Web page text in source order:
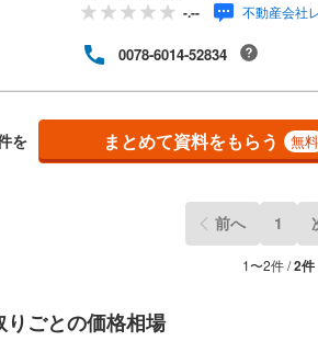
駅・複数路線利用可能・
草線「馬込」駅から徒歩
平米、延床66.31平米、3
最適なプラン■エコカラ
が多く、採光・通風良好
弊社独自のお得な「平日
ランナーが在籍しており
-.-- 不動産会社
0078-6014-52834
を まとめて資料をもらう 無料
前へ 1
1〜2件 /2件
りごとの価格相場
バルコニー、庭
構造・規模・施工・品質・工
耐震、免震、制震構造
オンライン内見(相談)可